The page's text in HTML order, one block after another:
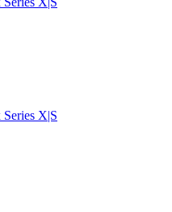
X|S